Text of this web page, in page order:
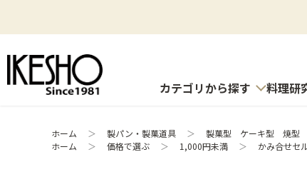
カテゴリから探す 料理研
ホーム ＞ 製パン・製菓道具 ＞ 製菓型 ケーキ型 焼型
ホーム
＞ 価格で選ぶ ＞ 1,000円未満 ＞ かみ合せ